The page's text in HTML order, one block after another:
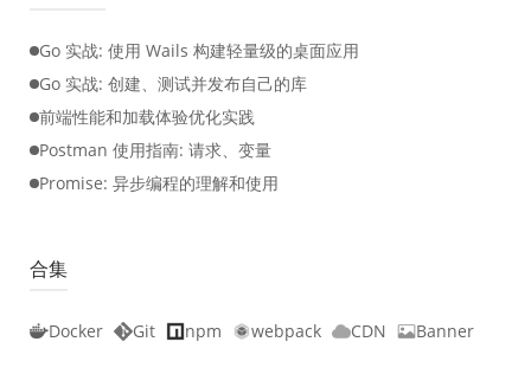
Go 实战: 使用 Wails 构建轻量级的桌面应用
Go 实战: 创建、测试并发布自己的库
前端性能和加载体验优化实践
Postman 使用指南: 请求、变量
Promise: 异步编程的理解和使用
合集
Docker Git npm webpack CDN Banner